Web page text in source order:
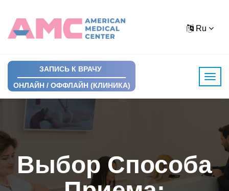
Ru
ЗАПИСЬ К ВРАЧУ
ОНЛАЙН / ОФФЛАЙН (КЛИНИКА)
Выбор Способа